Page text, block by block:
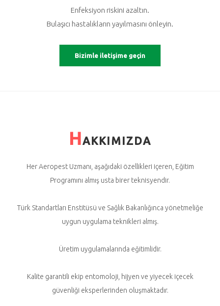
Enfeksiyon riskini azaltın.
Bulaşıcı hastalıkların yayılmasını önleyin.
Bizimle iletişime geçin
HAKKIMIZDA
Her Aeropest Uzmanı, aşağıdaki özellikleri içeren, Eğitim
Programını almış usta birer teknisyendir.
Türk Standartları Enstitüsü ve Sağlık Bakanlığınca yönetmeliğe
uygun uygulama teknikleri almış.
Üretim uygulamalarında eğitimlidir.
Kalite garantili ekip entomoloji, hijyen ve yiyecek içecek
güvenliği eksperlerinden oluşmaktadır.